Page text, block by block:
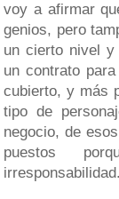
voy a afirmar
genios, pero
un cierto nivel y
un contrato
cubierto, y más
tipo de
negocio, de
puestos
irresponsabilidad.